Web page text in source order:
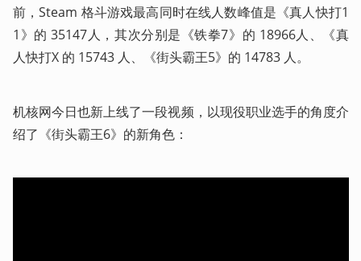
前，Steam 格斗游戏最高同时在线人数峰值是《真人快打1
1》的 35147人，其次分别是《铁拳7》的 18966人、《真
人快打X 的 15743 人、《街头霸王5》的 14783 人。
机核网今日也新上线了一段视频，以现役职业选手的角度介
绍了《街头霸王6》的新角色：